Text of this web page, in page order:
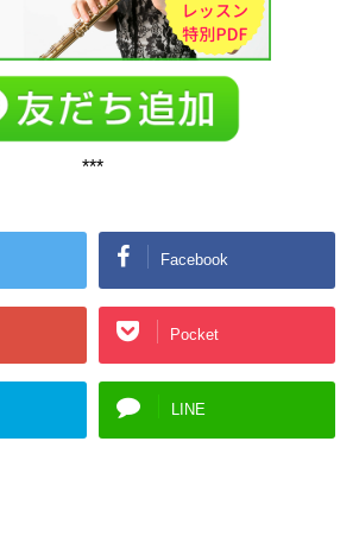
***
Facebook
Pocket
LINE